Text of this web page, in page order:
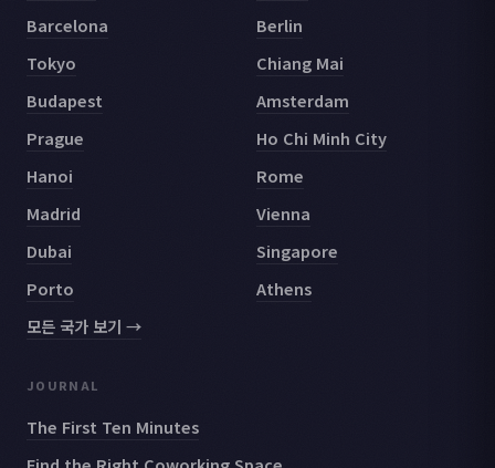
Barcelona
Berlin
Tokyo
Chiang Mai
Budapest
Amsterdam
Prague
Ho Chi Minh City
Hanoi
Rome
Madrid
Vienna
Dubai
Singapore
Porto
Athens
모든 국가 보기 →
JOURNAL
The First Ten Minutes